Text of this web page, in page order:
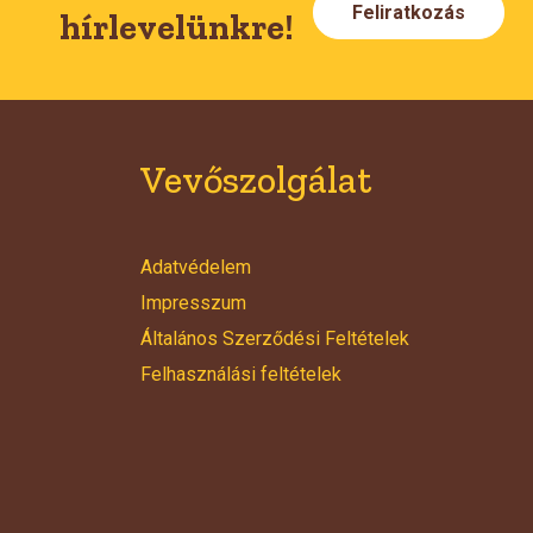
hírlevelünkre! Feliratkozás
Vevőszolgálat
Adatvédelem
Impresszum
Általános Szerződési Feltételek
Felhasználási feltételek